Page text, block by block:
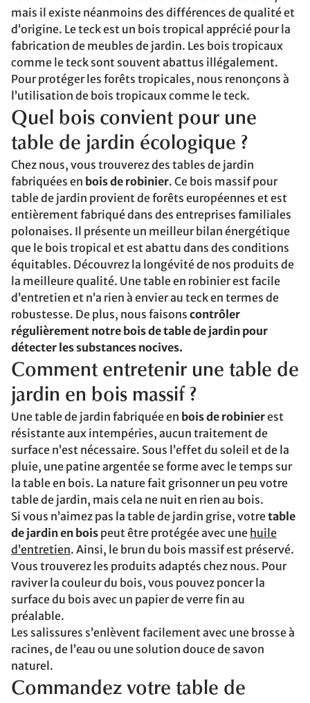
mais il existe néanmoins des différences de qualité et
d’origine. Le teck est un bois tropical apprécié pour la
fabrication de meubles de jardin. Les bois tropicaux
comme le teck sont souvent abattus illégalement.
Pour protéger les forêts tropicales, nous renonçons à
l’utilisation de bois tropicaux comme le teck.
Quel bois convient pour une
table de jardin écologique ?
Chez nous, vous trouverez des tables de jardin
fabriquées en bois de robinier. Ce bois massif pour
table de jardin provient de forêts européennes et est
entièrement fabriqué dans des entreprises familiales
polonaises. Il présente un meilleur bilan énergétique
que le bois tropical et est abattu dans des conditions
équitables. Découvrez la longévité de nos produits de
la meilleure qualité. Une table en robinier est facile
d’entretien et n’a rien à envier au teck en termes de
robustesse. De plus, nous faisons contrôler
régulièrement notre bois de table de jardin pour
détecter les substances nocives.
Comment entretenir une table de
jardin en bois massif ?
Une table de jardin fabriquée en bois de robinierest
résistante aux intempéries, aucun traitement de
surface n’est nécessaire. Sous l’effet du soleil et de la
pluie, une patine argentée se forme avec le temps sur
la table en bois. La nature fait grisonner un peu votre
table de jardin, mais cela ne nuit en rien au bois.
Si vous n’aimez pas la table de jardin grise, votretable
de jardin en bois peut être protégée avec une huile
d’entretien. Ainsi, le brun du bois massif est préservé.
Vous trouverez les produits adaptés chez nous. Pour
raviver la couleur du bois, vous pouvez poncer la
surface du bois avec un papier de verre fin au
préalable.
Les salissures s’enlèvent facilement avec une brosse à
racines, de l’eau ou une solution douce de savon
naturel.
Commandez votre table de